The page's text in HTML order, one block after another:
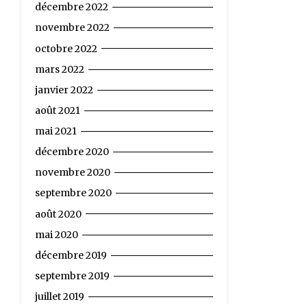
décembre 2022
novembre 2022
octobre 2022
mars 2022
janvier 2022
août 2021
mai 2021
décembre 2020
novembre 2020
septembre 2020
août 2020
mai 2020
décembre 2019
septembre 2019
juillet 2019